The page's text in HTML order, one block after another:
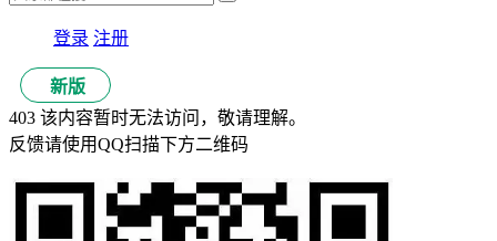
登录 注册
新版
403 该内容暂时无法访问，敬请理解。
反馈请使用QQ扫描下方二维码